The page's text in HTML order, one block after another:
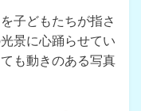
子どもたちが指さ
景に心踊らせてい
も動きのある写真